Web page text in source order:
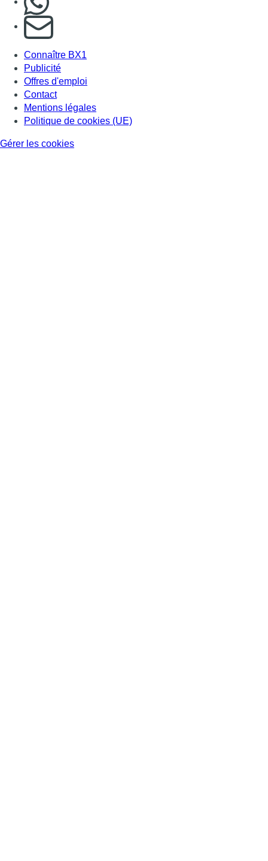
S'abonner à notre newsletter
Connaître BX1
Publicité
Offres d'emploi
Contact
Mentions légales
Politique de cookies (UE)
Gérer les cookies